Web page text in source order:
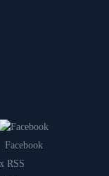
Facebook